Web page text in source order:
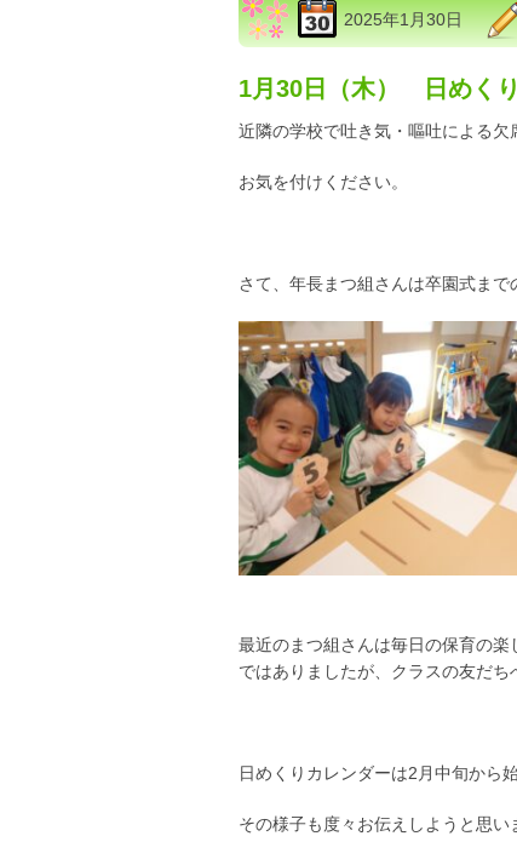
2025年1月30日
1月30日（木） 日めく
近隣の学校で吐き気・嘔吐による欠
お気を付けください。
さて、年長まつ組さんは卒園式ま
最近のまつ組さんは毎日の保育の
ではありましたが、クラスの友だち
日めくりカレンダーは2月中旬から
その様子も度々お伝えしようと思い